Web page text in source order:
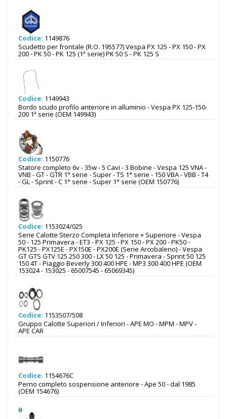
Codice: 1149876
Scudetto per frontale (R.O. 195577) Vespa PX 125 - PX 150 - PX
200 - PK 50 - PK 125 (1ª serie) PK 50 S - PK 125 S
Codice: 1149943
Bordo scudo profilo anteriore in alluminio - Vespa PX 125-150-
200 1ª serie (OEM 149943)
Codice: 1150776
Statore completo 6v - 35w - 5 Cavi - 3 Bobine - Vespa 125 VNA -
VNB - GT - GTR 1° serie - Super - TS 1° serie - 150 VBA - VBB - T4
- GL - Sprint - C 1° serie - Super 1° serie (OEM 150776)
Codice: 1153024/025
Serie Calotte Sterzo Completa Inferiore + Superiore - Vespa
50 - 125 Primavera - ET3 - PX 125 - PX 150 - PX 200 - PK50 -
PK125 - PX125E - PX150E - PX200E (Serie Arcobaleno) - Vespa
GT GTS GTV 125 250 300 - LX 50 125 - Primavera - Sprint 50 125
150 4T - Piaggio Beverly 300 400 HPE - MP3 300 400 HPE (OEM
153024 - 153025 - 65007545 - 65069345)
Codice: 1153507/508
Gruppo Calotte Superiori / Inferiori - APE MO - MPM - MPV -
APE CAR
Codice: 1154676C
Perno completo sospensione anteriore - Ape 50 - dal 1985
(OEM 154676)